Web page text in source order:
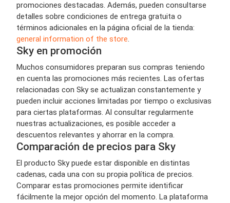
promociones destacadas. Además, pueden consultarse
detalles sobre condiciones de entrega gratuita o
términos adicionales en la página oficial de la tienda:
general information of the store.
Sky en promoción
Muchos consumidores preparan sus compras teniendo
en cuenta las promociones más recientes. Las ofertas
relacionadas con Sky se actualizan constantemente y
pueden incluir acciones limitadas por tiempo o exclusivas
para ciertas plataformas. Al consultar regularmente
nuestras actualizaciones, es posible acceder a
descuentos relevantes y ahorrar en la compra.
Comparación de precios para Sky
El producto Sky puede estar disponible en distintas
cadenas, cada una con su propia política de precios.
Comparar estas promociones permite identificar
fácilmente la mejor opción del momento. La plataforma